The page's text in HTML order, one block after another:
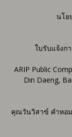
นโย
ใบรับแจ้งก
ARIP Public
Din Daeng,
คุณวันวิสาข์ คำหอ